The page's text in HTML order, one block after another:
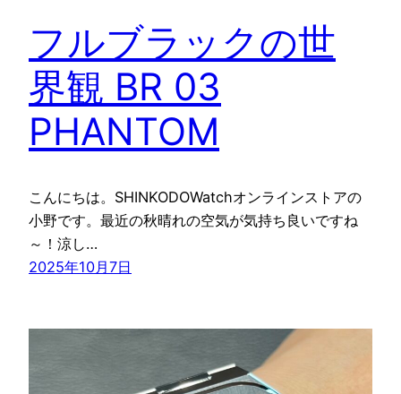
フルブラックの世
界観 BR 03
PHANTOM
こんにちは。SHINKODOWatchオンラインストアの
小野です。最近の秋晴れの空気が気持ち良いですね
～！涼し…
2025年10月7日